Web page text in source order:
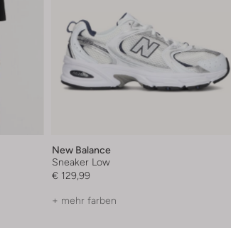
New Balance
Sneaker Low
€ 129,99
+ mehr farben